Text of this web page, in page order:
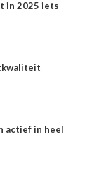
in 2025 iets
actief in heel